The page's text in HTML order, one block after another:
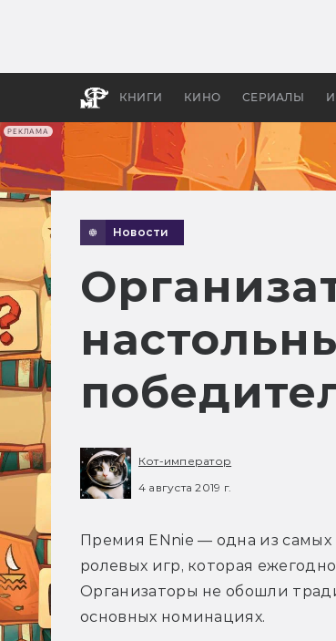
РЕКЛАМА
КНИГИ КИНО СЕРИАЛЫ
Новости
Кот-император
4 августа 2019 г.
Премия ENnie — одна из самых
ролевых игр, которая
Организаторы не обошли
основных номинациях.